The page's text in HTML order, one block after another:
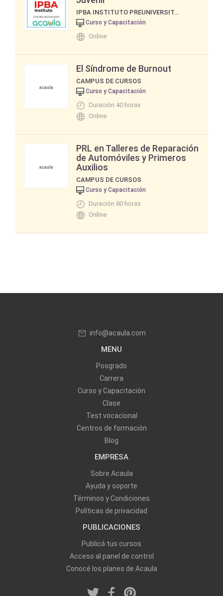
IPBA INSTITUTO PREUNIVERSITARIO DE BUENOS AIRES
Curso y Capacitación
Online
El Síndrome de Burnout
CAMPUS DE CURSOS
Curso y Capacitación
Duración 40 horas
Online
PRL en Talleres de Reparación
de Automóviles y Primeros
Auxilios
CAMPUS DE CURSOS
Curso y Capacitación
Duración 80 horas
Online
info@acaula.com
MENU
Posgrado
Carrera
Curso y Capacitación
Clase
Test vocacional
Centros de formación
Blog
EMPRESA
Sobre Acaula
Ayuda y soporte
Términos y Condiciones
Políticas de privacidad
PUBLICACIONES
Publicá tus cursos
Acceso al panel de control
Conocé los planes de Acaula